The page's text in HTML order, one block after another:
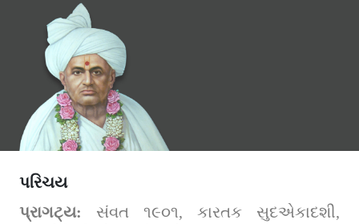
પરિચય
પ્રાગટ્ય: સંવત ૧૯૦૧, કારતક સુદએકાદશી,